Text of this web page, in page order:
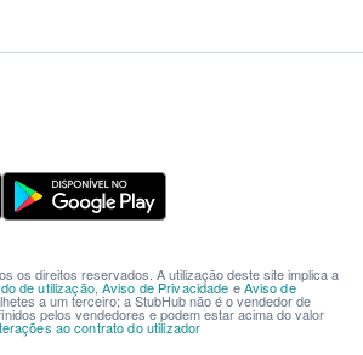
os direitos reservados. A utilização deste site implica a
de utilização, Aviso de Privacidade eAviso de
a um terceiro; a StubHub não é o vendedor de
pelos vendedores e podem estar acima do valor
ao contrato do utilizador